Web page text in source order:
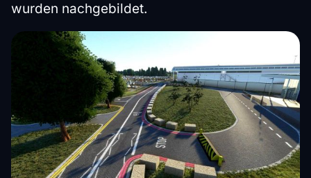
wurden nachgebildet.